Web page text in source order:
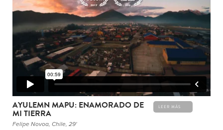
AYULEMN MAPU: ENAMORADO DE
MI TIERRA
LEER MÁS
Felipe Novoa, Chile, 29'